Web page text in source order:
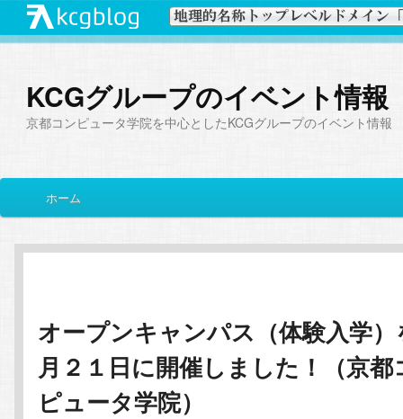
KCGグループのイベント情報
京都コンピュータ学院を中心としたKCGグループのイベント情報
イ
メ
イ
コ
ン
サ
ブ
ン
テ
ホーム
オープンキャンパス（体験入学）
月２１日に開催しました！（京都
ピュータ学院）